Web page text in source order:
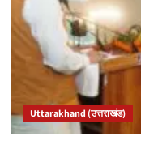
Uttarakhand (उत्तराखंड)